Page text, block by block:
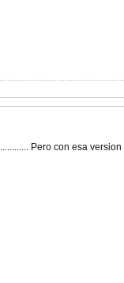
Pero con esa